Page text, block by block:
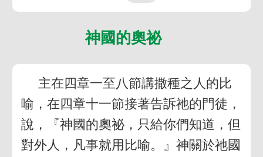
神國的奧祕
主在四章一至八節講撒種之人的比
喻，在四章十一節接著告訴祂的門徒，
說，『神國的奧祕，只給你們知道，但
對外人，凡事就用比喻。』神關於祂國